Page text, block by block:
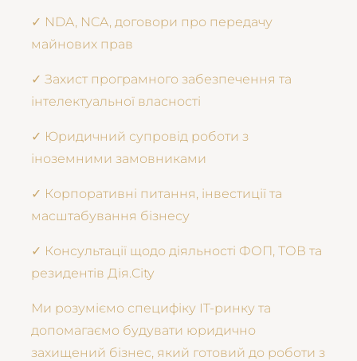
✓ NDA, NCA, договори про передачу
майнових прав
✓ Захист програмного забезпечення та
інтелектуальної власності
✓ Юридичний супровід роботи з
іноземними замовниками
✓ Корпоративні питання, інвестиції та
масштабування бізнесу
✓ Консультації щодо діяльності ФОП, ТОВ та
резидентів Дія.City
Ми розуміємо специфіку IT-ринку та
допомагаємо будувати юридично
захищений бізнес, який готовий до роботи з